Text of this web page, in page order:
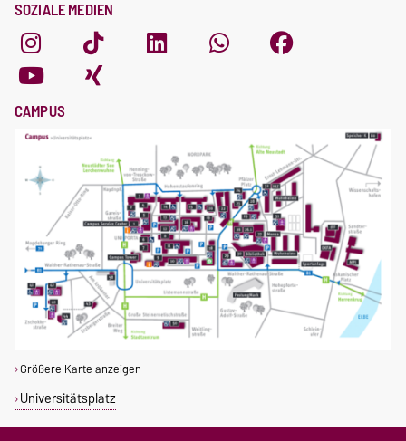
SOZIALE MEDIEN
CAMPUS
Größere Karte anzeigen
Universitätsplatz